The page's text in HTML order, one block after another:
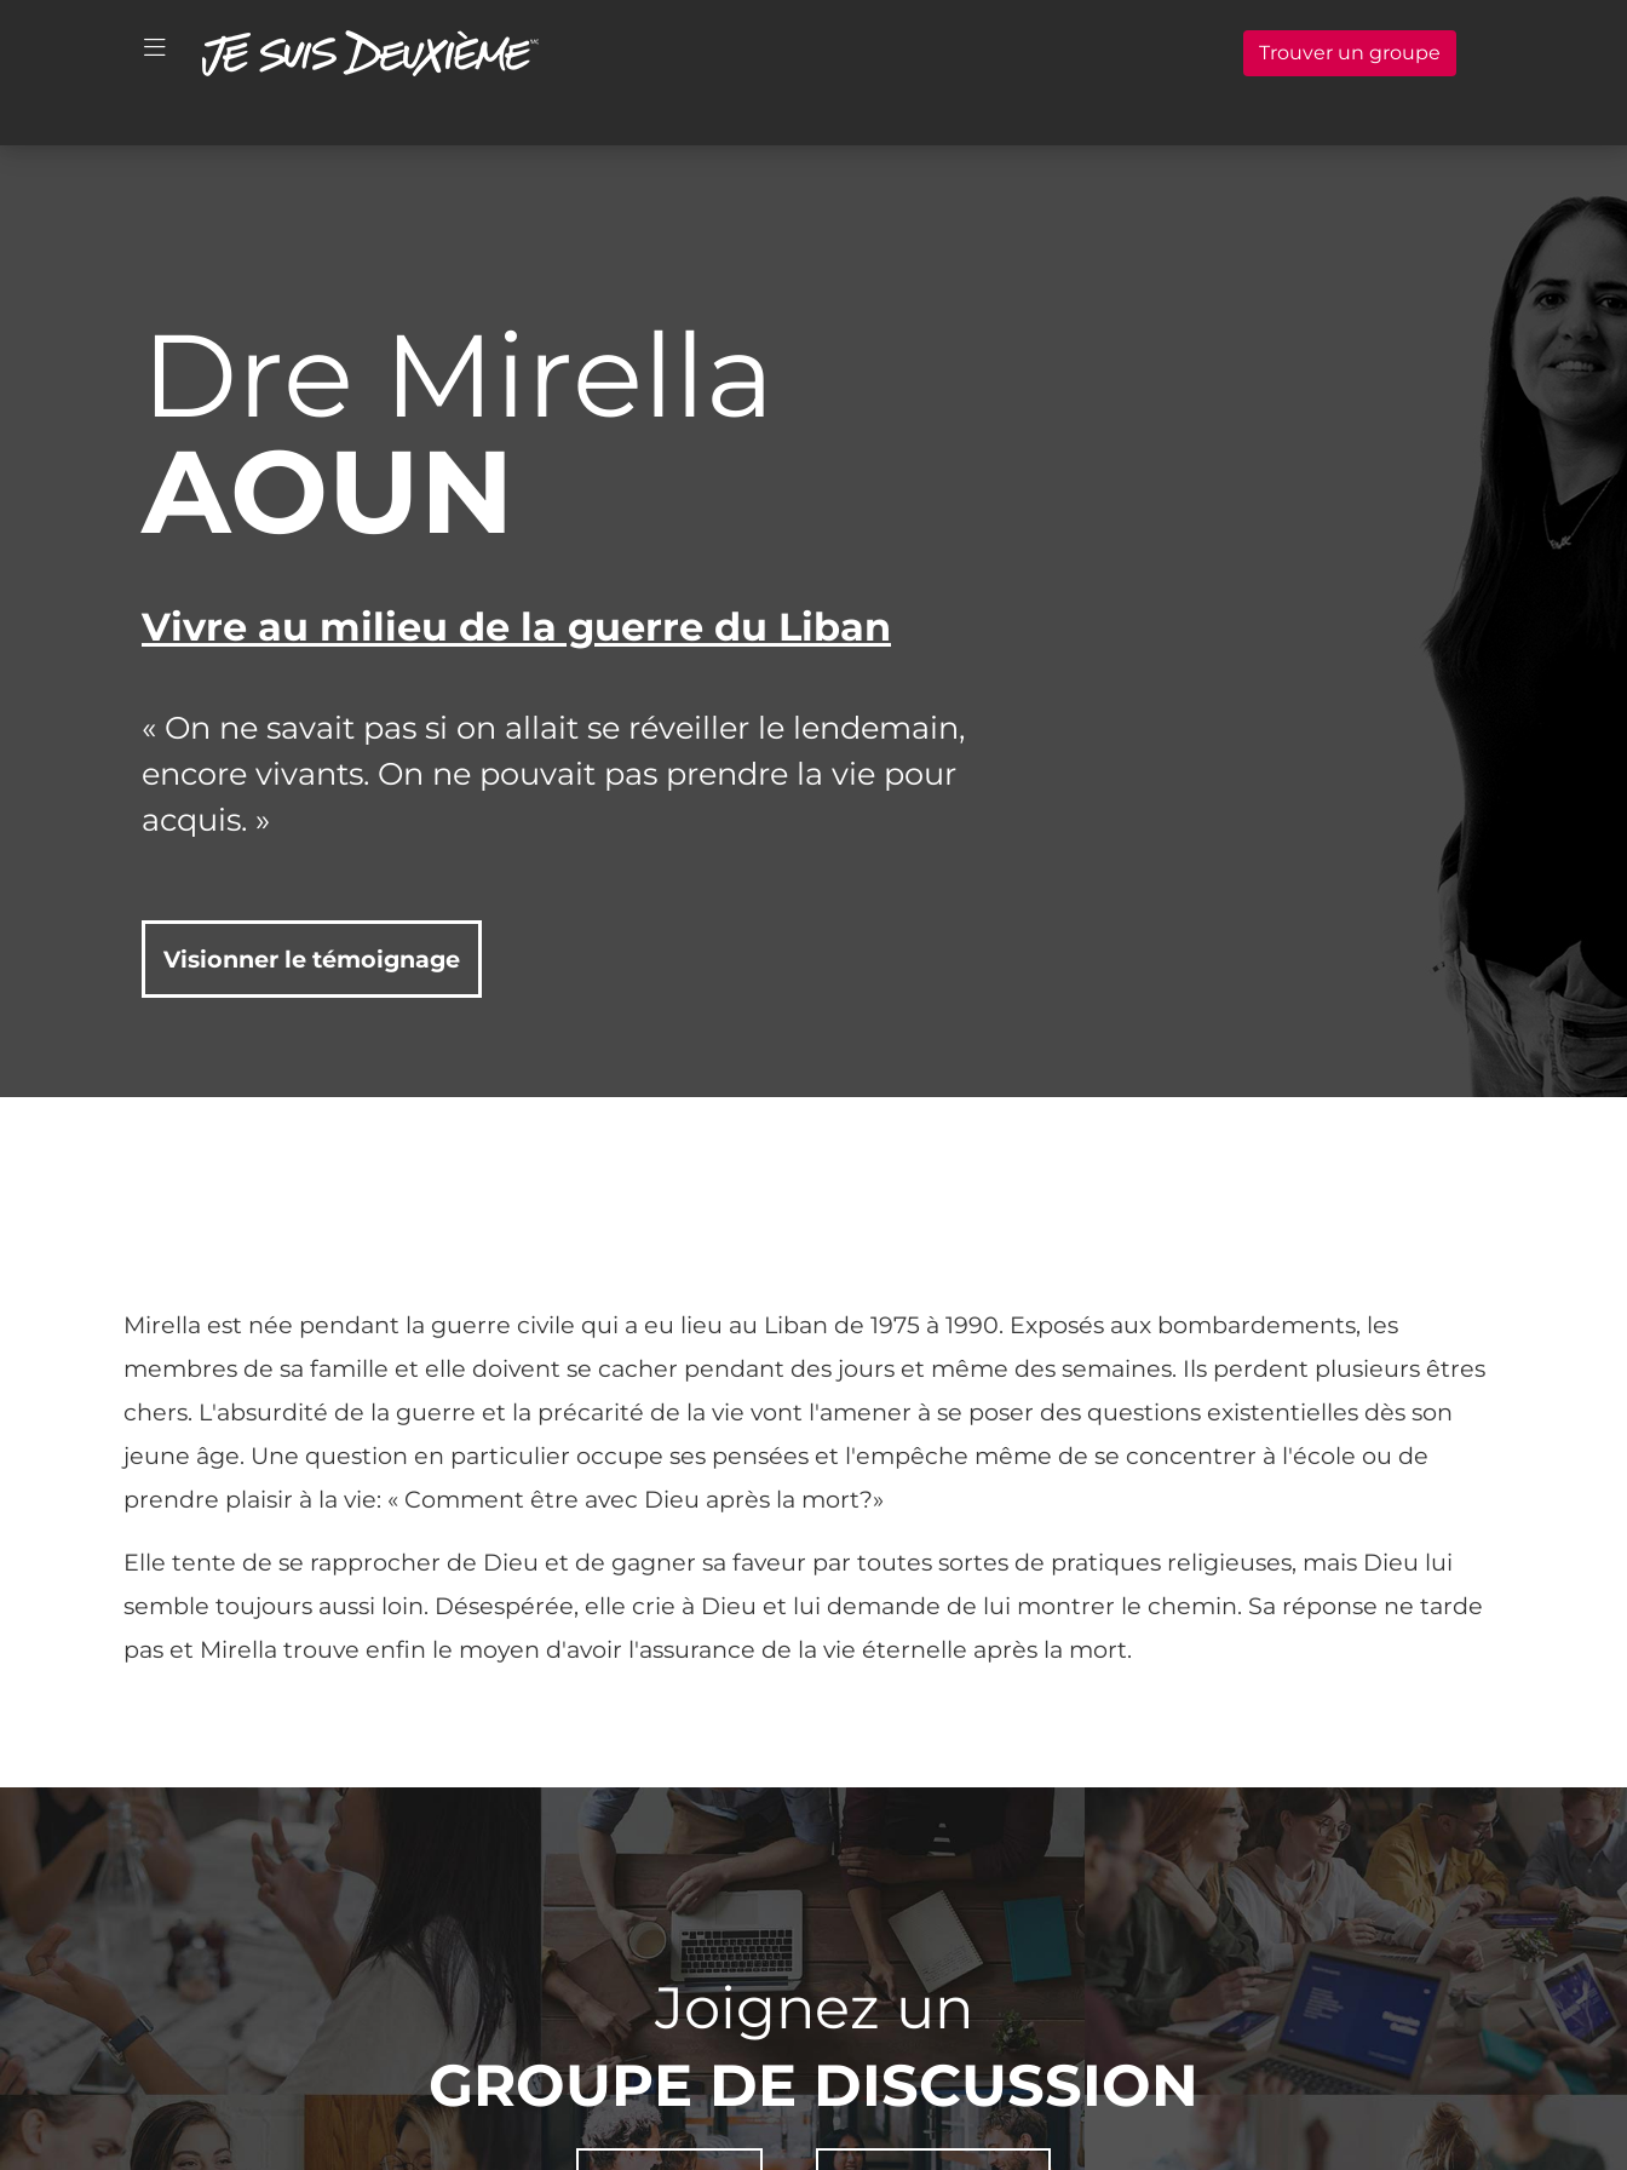
Trouver un groupe
Dre Mirella
AOUN
Vivre au milieu de la guerre du Liban
« On ne savait pas si on allait se réveiller le lendemain,
encore vivants. On ne pouvait pas prendre la vie pour
acquis. »
Visionner le témoignage
Mirella est née pendant la guerre civile qui a eu lieu au Liban de 1975 à 1990. Exposés aux bombardements, les
membres de sa famille et elle doivent se cacher pendant des jours et même des semaines. Ils perdent plusieurs êtres
chers. L'absurdité de la guerre et la précarité de la vie vont l'amener à se poser des questions existentielles dès son
jeune âge. Une question en particulier occupe ses pensées et l'empêche même de se concentrer à l'école ou de
prendre plaisir à la vie: « Comment être avec Dieu après la mort?»
Elle tente de se rapprocher de Dieu et de gagner sa faveur par toutes sortes de pratiques religieuses, mais Dieu lui
semble toujours aussi loin. Désespérée, elle crie à Dieu et lui demande de lui montrer le chemin. Sa réponse ne tarde
pas et Mirella trouve enfin le moyen d'avoir l'assurance de la vie éternelle après la mort.
Joignez un
GROUPE DE DISCUSSION